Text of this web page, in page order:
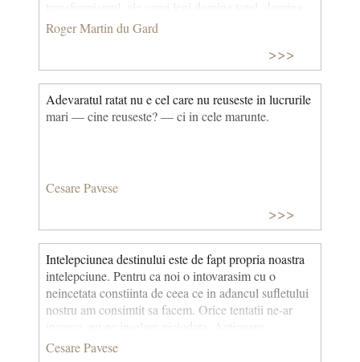
in acelasi timp si evolutia constiintei umane.
Roger Martin du Gard
>>>
Adevaratul ratat nu e cel care nu reuseste in lucrurile
mari — cine reuseste? — ci in cele marunte.
Cesare Pavese
>>>
Intelepciunea destinului este de fapt propria noastra
intelepciune. Pentru ca noi o intovarasim cu o
neincetata constiinta de ceea ce in adancul sufletului
nostru am consimtit sa facem. Orice tentatii ne-ar
intotdeauna in sensul desti­nului. Cele doua lucruri
Cesare Pavese